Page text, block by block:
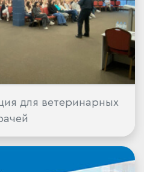
для ветеринарных